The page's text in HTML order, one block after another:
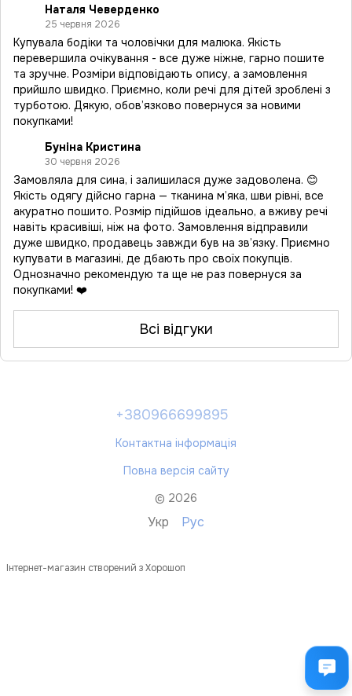
Наталя Чеверденко
25 червня 2026
Купувала бодіки та чоловічки для малюка. Якість
перевершила очікування - все дуже ніжне, гарно пошите
та зручне. Розміри відповідають опису, а замовлення
прийшло швидко. Приємно, коли речі для дітей зроблені з
турботою. Дякую, обов’язково повернуся за новими
покупками!
Буніна Кристина
30 червня 2026
Замовляла для сина, і залишилася дуже задоволена. 😊
Якість одягу дійсно гарна — тканина м’яка, шви рівні, все
акуратно пошито. Розмір підійшов ідеально, а вживу речі
навіть красивіші, ніж на фото. Замовлення відправили
дуже швидко, продавець завжди був на зв’язку. Приємно
купувати в магазині, де дбають про своїх покупців.
Однозначно рекомендую та ще не раз повернуся за
покупками! ❤️
Всі відгуки
+380966699895
Контактна інформація
Повна версія сайту
© 2026
Укр Рус
Інтернет-магазин створений з Хорошоп